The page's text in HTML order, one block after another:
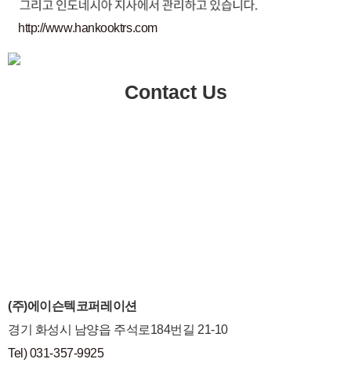
http://www.hankooktrs.com
Contact Us
(주)에이슨텍코퍼레이션
경기 화성시 남양읍 주석로184번길 21-10
Tel) 031-357-9925